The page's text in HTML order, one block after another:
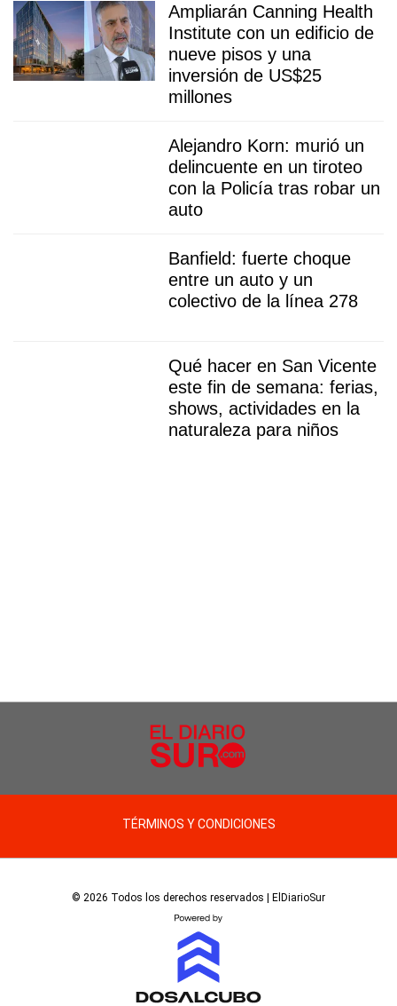
Ampliarán Canning Health
Institute con un edificio de
nueve pisos y una
inversión de US$25
millones
Alejandro Korn: murió un
delincuente en un tiroteo
con la Policía tras robar un
auto
Banfield: fuerte choque
entre un auto y un
colectivo de la línea 278
Qué hacer en San Vicente
este fin de semana: ferias,
shows, actividades en la
naturaleza para niños
TÉRMINOS Y CONDICIONES
© 2026 Todos los derechos reservados | ElDiarioSur